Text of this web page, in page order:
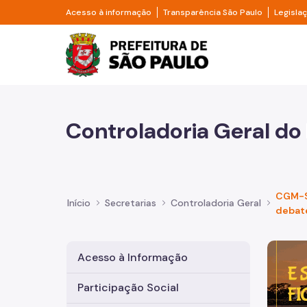
Pular para o Conteúdo principal
Acesso à informação Divisor de acesso à informação
Transparência São Paulo Divisor
Prefeitura de São
Controladoria Geral
Início Secretarias Controladoria Geral
Acesso à Informação
Participação Social